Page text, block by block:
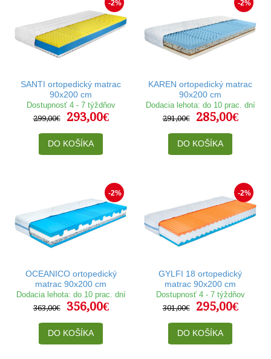
-2%
SANTI ortopedický matrac
90x200 cm
Dostupnosť 4 - 7 týždňov
299,00€
293,00€
DO KOŠÍKA
-2%
KAREN ortopedický matrac
90x200 cm
Dodacia lehota: do 10 prac. dní
291,00€
285,00€
DO KOŠÍKA
-2%
OCEANICO ortopedický
matrac 90x200 cm
Dodacia lehota: do 10 prac. dní
363,00€
356,00€
DO KOŠÍKA
-2%
GYLFI 18 ortopedický
matrac 90x200 cm
Dostupnosť 4 - 7 týždňov
301,00€
295,00€
DO KOŠÍKA